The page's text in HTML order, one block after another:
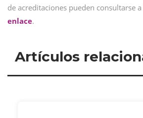
de acreditaciones pueden consultarse
enlace.
Artículos